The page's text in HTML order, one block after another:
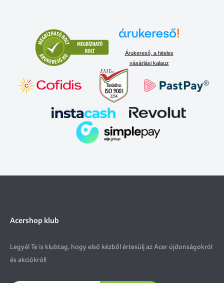
Árukereső, a hiteles
vásárlási kalauz
Acershop klub
Legyél Te is klubtag, hogy első kézből értesülj az Acer újdonságokról
és akciókról!